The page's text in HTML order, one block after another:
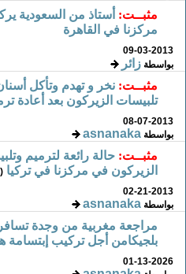
مثبــت: أستاذ من السعودية
مركزنا في القاهرة
09-03-2013
بواسطةزائر
مثبــت: نخر و تهدم وتأكل
تلبيسات الزيركون بعد أعادة
08-07-2013
بواسطةasnanaka
مثبــت: حالة رائعة لترميم
الزيركون في مركزنا في تركيا‏
(
02-21-2013
بواسطةasnanaka
مراجعة مغربية من وجدة
بلجيكامن أجل تركيب إبتسامة
01-13-2026